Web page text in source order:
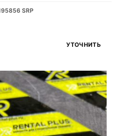
Подшипник набор 11195856 SRP
УТОЧНИТЬ